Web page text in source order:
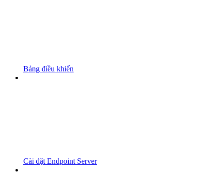
Bảng điều khiển
Cài đặt Endpoint Server